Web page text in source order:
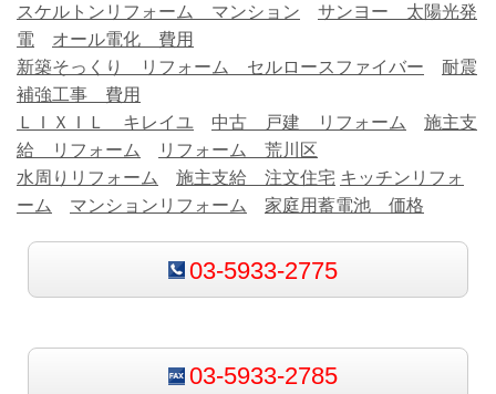
スケルトンリフォーム マンション
サンヨー 太陽光発
電
オール電化 費用
新築そっくり リフォーム セルロースファイバー
耐震
補強工事 費用
ＬＩＸＩＬ キレイユ
中古 戸建 リフォーム
施主支
給 リフォーム
リフォーム 荒川区
水周りリフォーム
施主支給 注文住宅 キッチンリフォ
ーム
マンションリフォーム 家庭用蓄電池 価格
03-5933-2775
03-5933-2785